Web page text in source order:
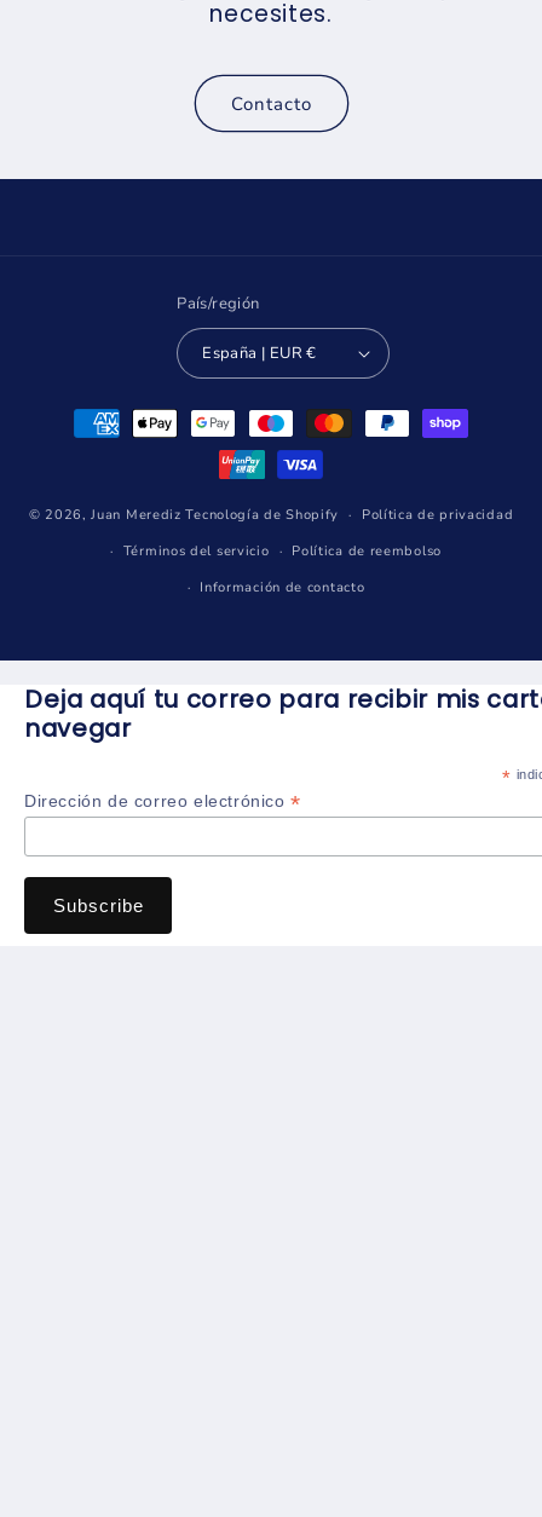
necesites.
Contacto
País/región
España | EUR €
Formas
© 2026,Juan Merediz Tecnología de Shopify
Política de privacidad
Términos del servicio
Política de reembolso
Información de contacto
Deja aquí tu correo para recibir mis
navegar
*
Dirección de correo electrónico*